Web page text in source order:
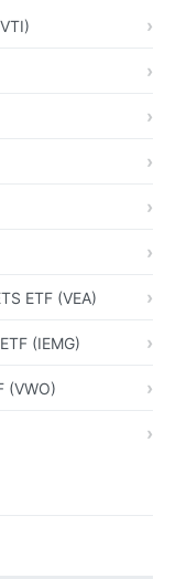
ETF (VEA)
(IEMG)
(VWO)